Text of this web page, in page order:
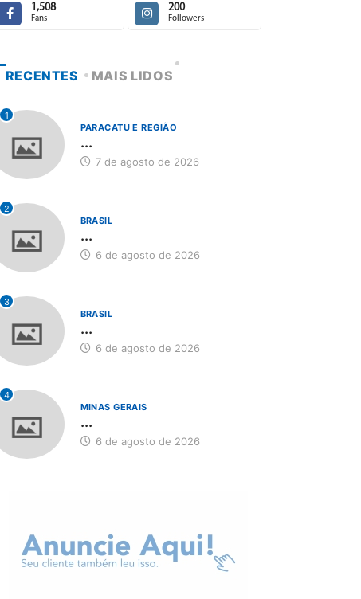
1,508
Fans
200
Followers
RECENTES MAIS LIDOS
1
PARACATU E REGIÃO
...
7 de agosto de 2026
2
BRASIL
...
6 de agosto de 2026
3
BRASIL
...
6 de agosto de 2026
4
MINAS GERAIS
...
6 de agosto de 2026